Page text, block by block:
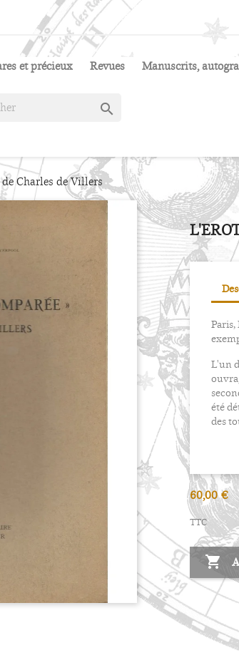
et précieux Revues Manuscrits,

Charles de Villers
L'un
été
des
60,00 €
TTC
